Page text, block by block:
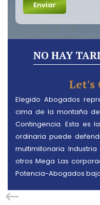
NO HAY
Let's
Elegido Abogados
cima de la montaña
Contingencia. Esta es
ordinaria puede
multimillonaria
otros Mega Las
Potencia-Abogados